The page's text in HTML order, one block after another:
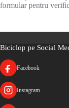
formular pentru
Biciclop pe Social
Facebook
Instagram